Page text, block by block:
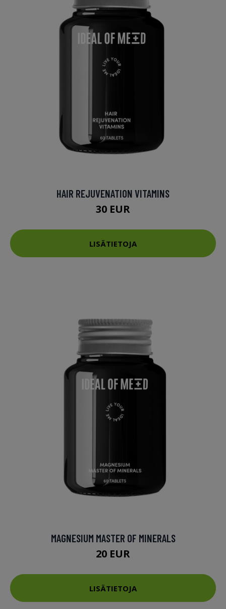
HAIR REJUVENATION VITAMINS
30 EUR
LISÄTIETOJA
MAGNESIUM MASTER OF MINERALS
20 EUR
LISÄTIETOJA